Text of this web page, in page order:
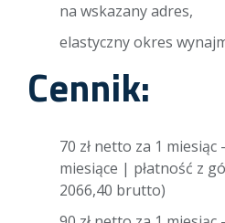
na wskazany adres,
elastyczny okres
Cennik:
70 zł netto za 1 miesiąc
miesiące | płatność z
2066,40 brutto)